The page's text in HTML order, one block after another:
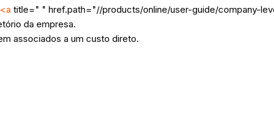
title=" " href.path="//products/online/user-guide/company-
da empresa.
associados a um custo direto.